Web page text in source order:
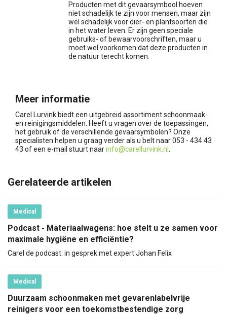
Producten met dit gevaarsymbool hoeven
niet schadelijk te zijn voor mensen, maar zijn
wel schadelijk voor dier- en plantsoorten die
in het water leven. Er zijn geen speciale
gebruiks- of bewaarvoorschriften, maar u
moet wel voorkomen dat deze producten in
de natuur terecht komen.
Meer informatie
Carel Lurvink biedt een uitgebreid assortiment schoonmaak-
en reinigingsmiddelen. Heeft u vragen over de toepassingen,
het gebruik of de verschillende gevaarsymbolen? Onze
specialisten helpen u graag verder als u belt naar 053 - 434 43
43 of een e-mail stuurt naarinfo@carellurvink.nl .
Gerelateerde artikelen
Medical
Podcast - Materiaalwagens: hoe stelt u ze samen voor
maximale hygiëne en efficiëntie?
Carel de podcast: in gesprek met expert Johan Felix
Medical
Duurzaam schoonmaken met gevarenlabelvrije
reinigers voor een toekomstbestendige zorg